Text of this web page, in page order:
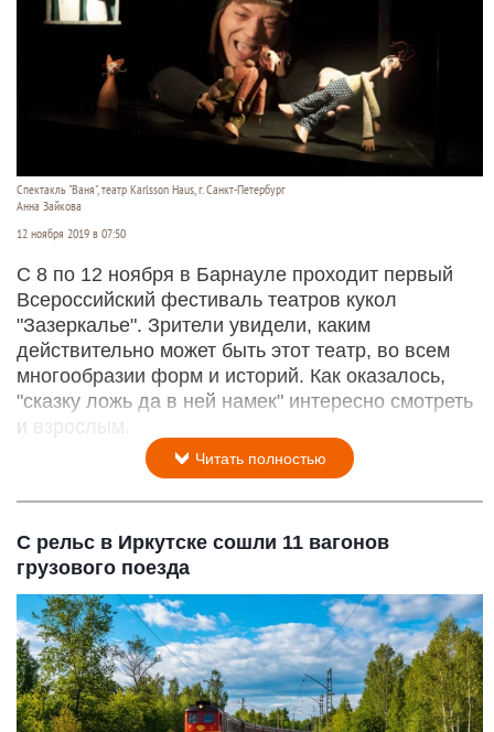
Спектакль "Ваня", театр Karlsson Haus, г. Санкт-Петербург
Анна Зайкова
12 ноября 2019 в 07:50
С 8 по 12 ноября в Барнауле проходит первый
Всероссийский фестиваль театров кукол
"Зазеркалье". Зрители увидели, каким
действительно может быть этот театр, во всем
многообразии форм и историй. Как оказалось,
"сказку ложь да в ней намек" интересно смотреть
и взрослым.
Читать полностью
С рельс в Иркутске сошли 11 вагонов
грузового поезда